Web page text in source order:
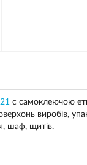
c самоклеючою
виробів,
шаф, щитів.